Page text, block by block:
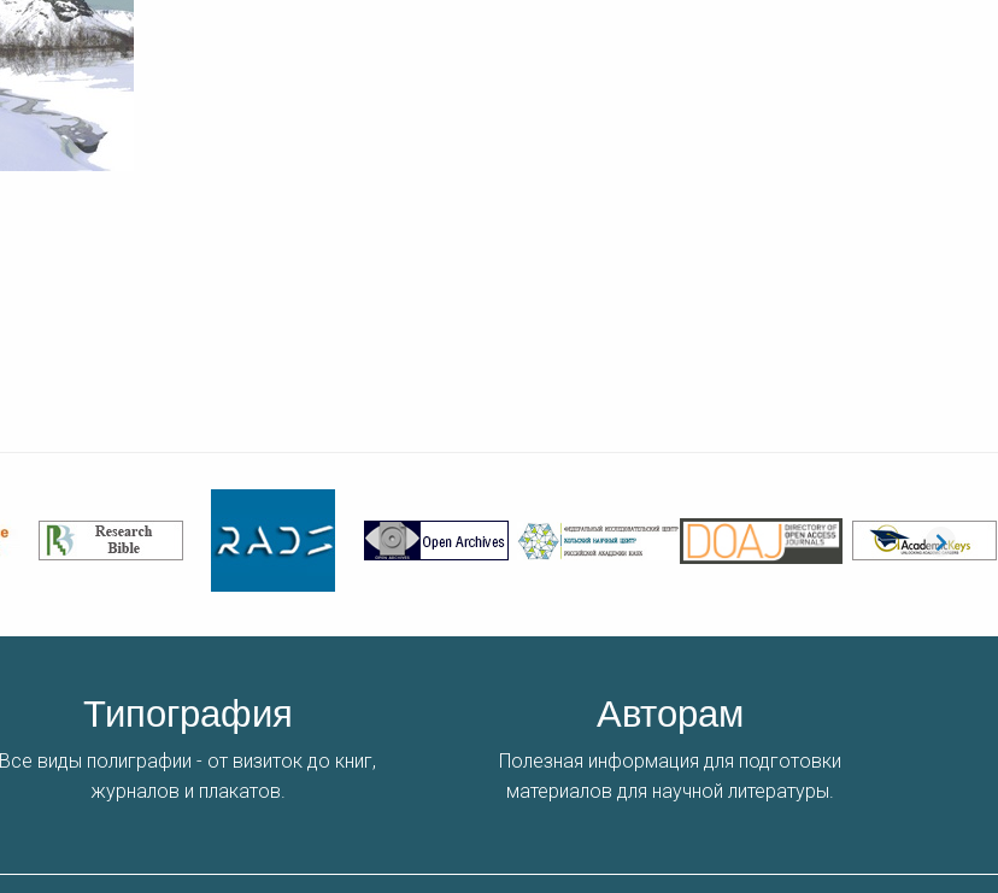
Типография
Все виды полиграфии - от визиток до книг,
журналов и плакатов.
Авторам
Полезная информация для подготовки
материалов для научной литературы.